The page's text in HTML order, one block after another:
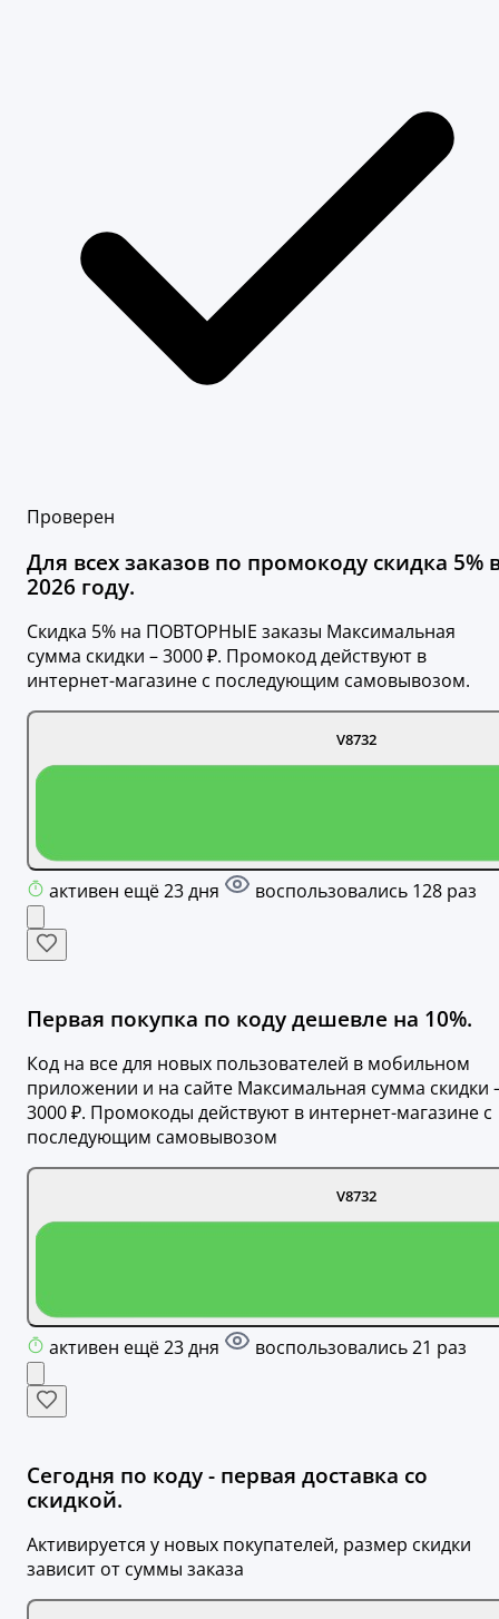
Проверен
Для всех заказов по промокоду скидка 5%
2026 году.
Скидка 5% на ПОВТОРНЫЕ заказы Максимальная
сумма скидки – 3000 ₽. Промокод действуют в
интернет-магазине с последующим самовывозом.
V8732
активен ещё 23 дня воспользовались 128 раз
Первая покупка по коду дешевле на 10%.
Код на все для новых пользователей в мобильном
приложении и на сайте Максимальная сумма скидки
3000 ₽. Промокоды действуют в интернет-магазине с
последующим самовывозом
V8732
активен ещё 23 дня воспользовались 21 раз
Сегодня по коду - первая доставка со
скидкой.
Активируется у новых покупателей, размер скидки
зависит от суммы заказа